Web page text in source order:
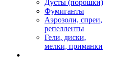
Дусты (порошки)
Фумиганты
Аэрозоли, спреи,
репелленты
Гели, диски,
мелки, приманки